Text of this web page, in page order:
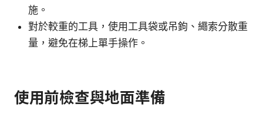
施。
對於較重的工具，使用工具袋或吊鉤、繩索分散重
量，避免在梯上單手操作。
使用前檢查與地面準備